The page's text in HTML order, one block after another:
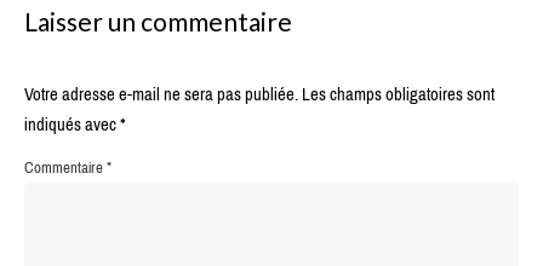
Laisser un commentaire
Votre adresse e-mail ne sera pas publiée.Les champs obligatoires sont
indiqués avec*
Commentaire*